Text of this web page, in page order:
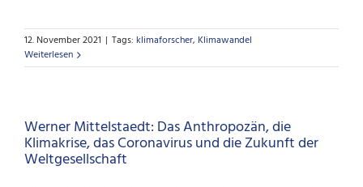
12. November 2021 | Tags: klimaforscher, Klimawandel
Weiterlesen
Werner Mittelstaedt: Das Anthropozän, die
Klimakrise, das Coronavirus und die Zukunft der
Weltgesellschaft